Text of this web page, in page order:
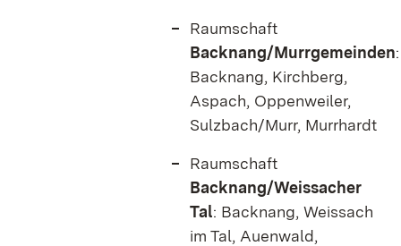
Raumschaft
Backnang/Murrgemeinden:
Backnang, Kirchberg,
Aspach, Oppenweiler,
Sulzbach/Murr, Murrhardt
Raumschaft
Backnang/Weissacher
Tal: Backnang, Weissach
im Tal, Auenwald,